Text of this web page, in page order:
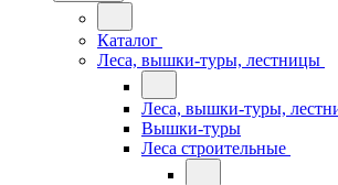
Каталог
Леса, вышки-туры, лестницы
Леса, вышки-туры,
Вышки-туры
Леса строительные